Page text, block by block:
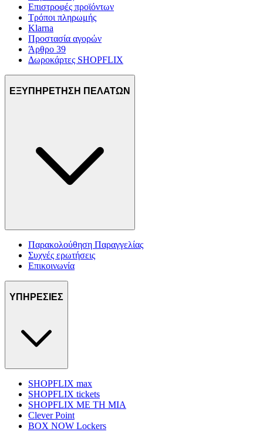
Επιστροφές προϊόντων
Τρόποι πληρωμής
Klarna
Προστασία αγορών
Άρθρο 39
Δωροκάρτες SHOPFLIX
ΕΞΥΠΗΡΕΤΗΣΗ ΠΕΛΑΤΩΝ
Παρακολούθηση Παραγγελίας
Συχνές ερωτήσεις
Επικοινωνία
ΥΠΗΡΕΣΙΕΣ
SHOPFLIX max
SHOPFLIX tickets
SHOPFLIX ΜΕ ΤΗ ΜΙΑ
Clever Point
BOX NOW Lockers